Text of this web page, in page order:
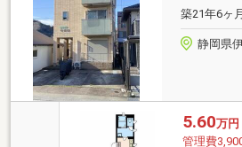
築21年6ヶ
静岡県
5.60万円
管理費